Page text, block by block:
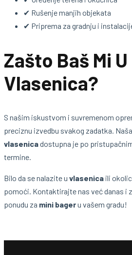
✔ Rušenje manjih objekata
✔ Priprema za gradnju i
Zašto Baš Mi U
Vlasenica?
S našim iskustvom i suvremenom
preciznu izvedbu svakog zadatka.
vlasenicadostupna je po
termine.
Bilo da se nalazite u vlasenica ili
pomoći. Kontaktirajte nas već danas i
ponudu za mini bageru vašem gradu!